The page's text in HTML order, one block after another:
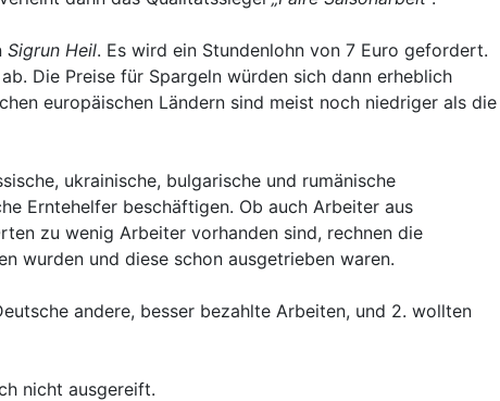
Sigrun Heil. Es wird ein Stundenlohn von 7 Euro gefordert.
Die Preise für Spargeln würden sich dann erheblich
europäischen Ländern sind meist noch niedriger als die
ukrainische, bulgarische und rumänische
Erntehelfer beschäftigen. Ob auch Arbeiter aus
zu wenig Arbeiter vorhanden sind, rechnen die
wurden und diese schon ausgetrieben waren.
andere, besser bezahlte Arbeiten, und 2. wollten
nicht ausgereift.